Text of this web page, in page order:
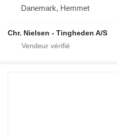
Danemark, Hemmet
Chr. Nielsen - Tingheden A/S